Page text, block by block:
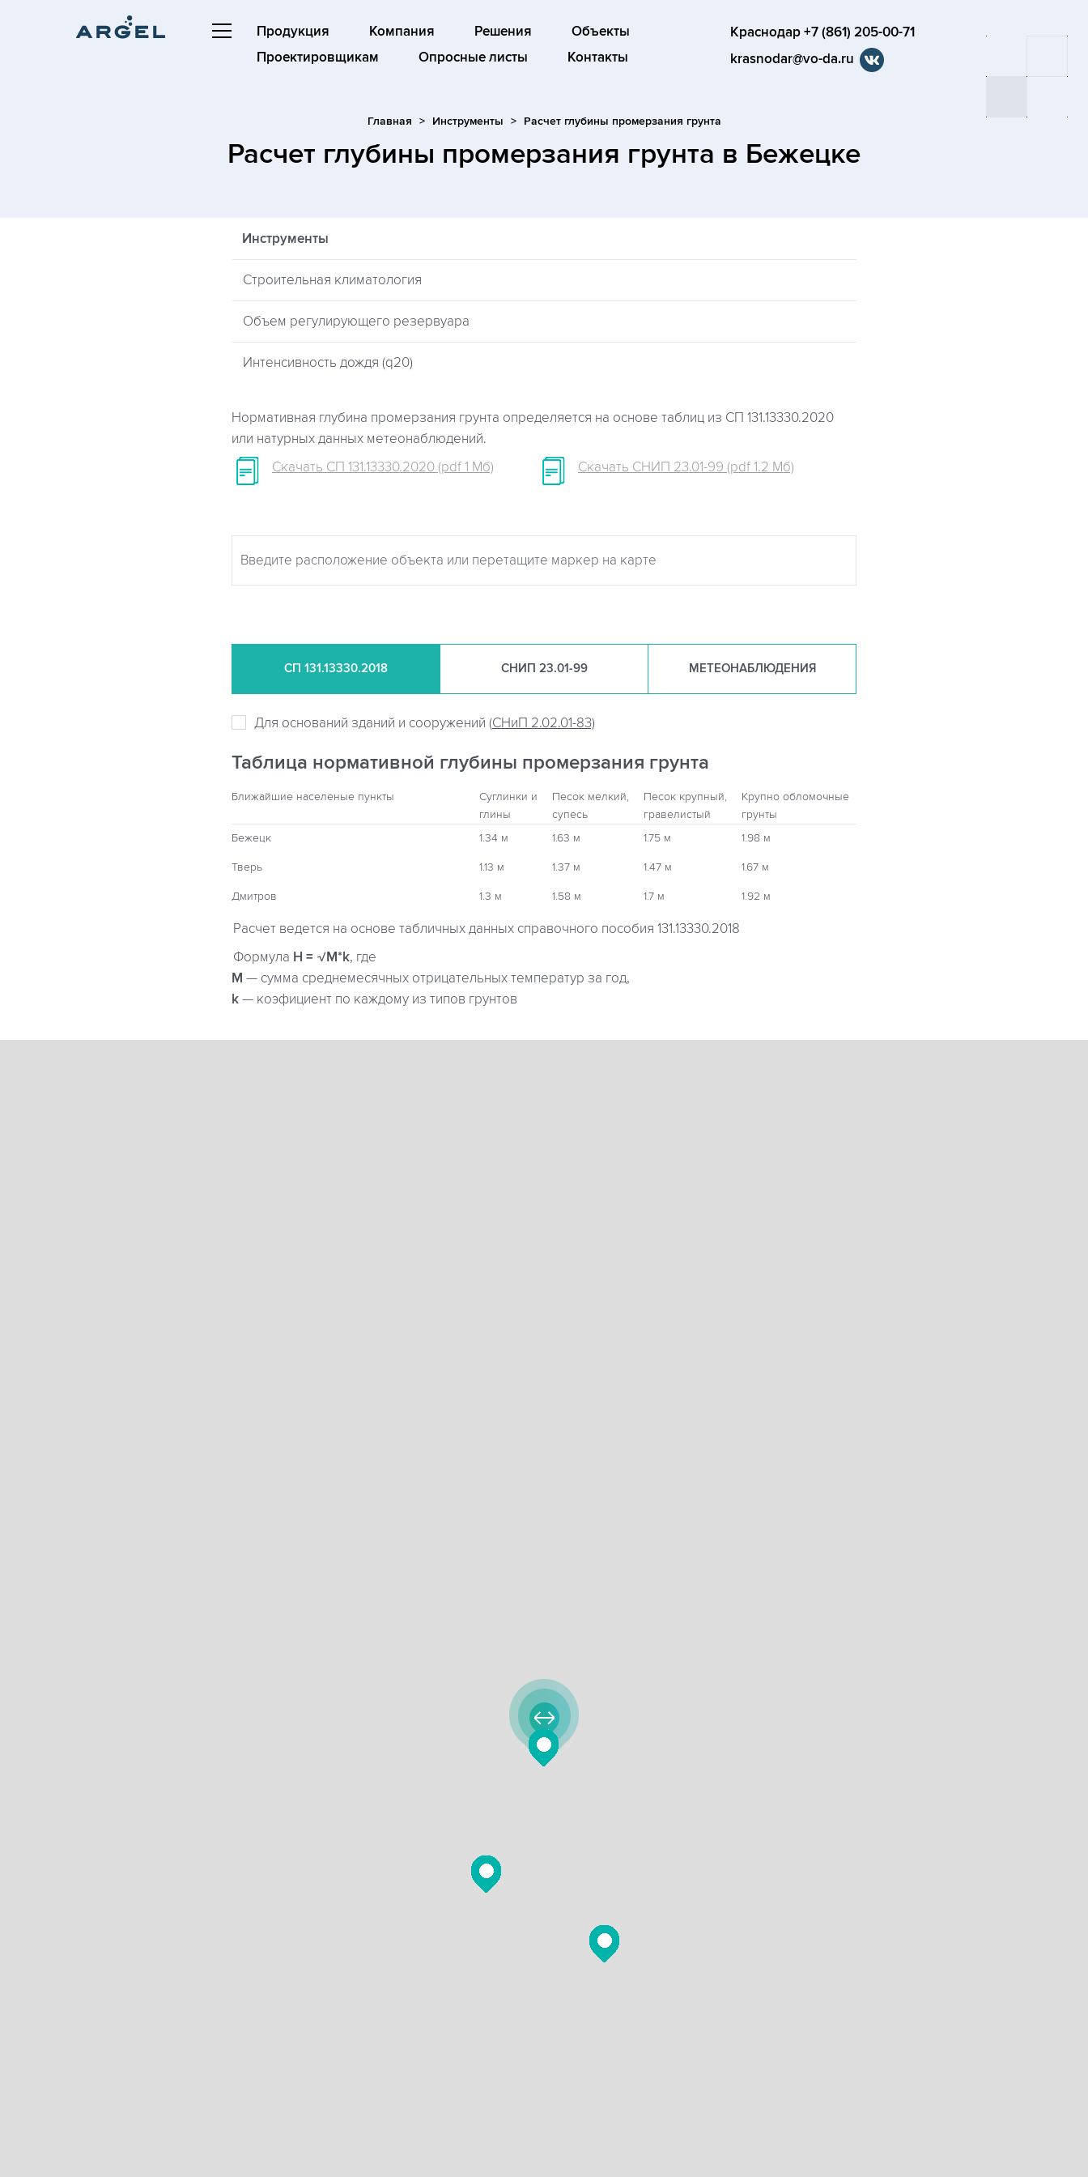
Продукция Компания Решения
Объекты
Проектировщикам
Опросные листы Контакты
Краснодар +7 (861) 205-00-71
krasnodar@vo-da.ru
Главная Инструменты Расчет глубины промерзания грунта
Расчет глубины промерзания грунта в Бежецке
Инструменты
Строительная климатология
Объем регулирующего резервуара
Интенсивность дождя (q20)
Нормативная глубина промерзания грунта определяется на основе таблиц из СП 131.13330.2020
или натурных данных метеонаблюдений.
Скачать СП 131.13330.2020 (pdf 1 Мб)
Скачать СНИП 23.01-99 (pdf 1.2 Мб)
СП 131.13330.2018 СНИП 23.01-99 МЕТЕОНАБЛЮДЕНИЯ
Для оснований зданий и сооружений (СНиП 2.02.01-83)
Таблица нормативной глубины промерзания грунта
Ближайшие населеные пункты
Суглинки и
глины
Песок мелкий,
супесь
Песок крупный,
гравелистый
Крупно обломочные
грунты
Бежецк
1.34 м 1.63 м 1.75 м 1.98 м
Тверь 1.13 м 1.37 м 1.47 м 1.67 м
Дмитров 1.3 м 1.58 м 1.7 м 1.92 м
Расчет ведется на основе табличных данных справочного пособия 131.13330.2018
Формула H = √M*k, где
М — сумма среднемесячных отрицательных температур за год,
k — коэфициент по каждому из типов грунтов